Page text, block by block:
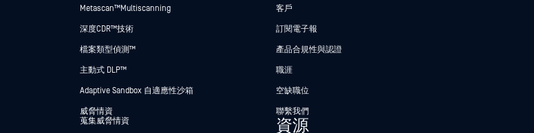
Metascan™ Multiscanning
深度CDR™技術
檔案類型偵測™
主動式 DLP™
Adaptive Sandbox 自適應性沙箱
威脅情資
蒐集威脅情資
客戶
訂閱電子報
產品合規性與認證
職涯
空缺職位
聯繫我們
資源